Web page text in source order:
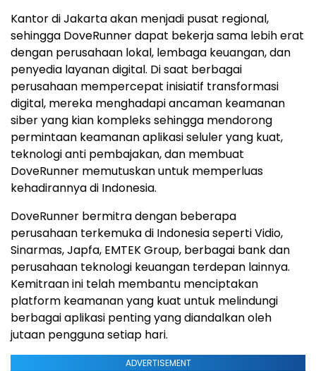
Kantor di Jakarta akan menjadi pusat regional,
sehingga DoveRunner dapat bekerja sama lebih erat
dengan perusahaan lokal, lembaga keuangan, dan
penyedia layanan digital. Di saat berbagai
perusahaan mempercepat inisiatif transformasi
digital, mereka menghadapi ancaman keamanan
siber yang kian kompleks sehingga mendorong
permintaan keamanan aplikasi seluler yang kuat,
teknologi anti pembajakan, dan membuat
DoveRunner memutuskan untuk memperluas
kehadirannya di Indonesia.
DoveRunner bermitra dengan beberapa
perusahaan terkemuka di Indonesia seperti Vidio,
Sinarmas, Japfa, EMTEK Group, berbagai bank dan
perusahaan teknologi keuangan terdepan lainnya.
Kemitraan ini telah membantu menciptakan
platform keamanan yang kuat untuk melindungi
berbagai aplikasi penting yang diandalkan oleh
jutaan pengguna setiap hari.
ADVERTISEMENT